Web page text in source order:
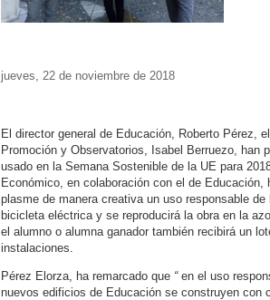
jueves, 22 de noviembre de 2018
El director general de Educación, Roberto Pérez,
Promoción y Observatorios, Isabel Berruezo, han
usado en la Semana Sostenible de la UE para
Económico, en colaboración con el de
plasme de manera creativa un uso responsable
bicicleta eléctrica y se reproducirá la obra en la
el alumno o alumna ganador también recibirá un
instalaciones.
Pérez Elorza, ha remarcado que “en el uso
nuevos edificios de Educación se construyen con